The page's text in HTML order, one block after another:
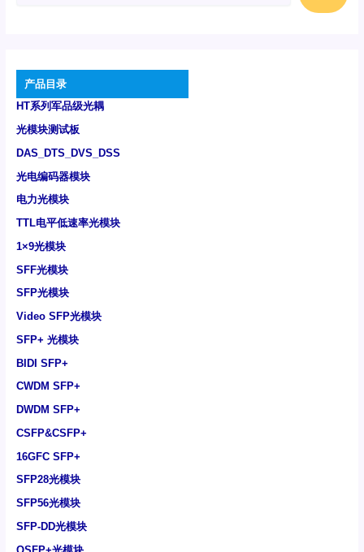
产品目录
HT系列军品级光耦
光模块测试板
DAS_DTS_DVS_DSS
光电编码器模块
电力光模块
TTL电平低速率光模块
1×9光模块
SFF光模块
SFP光模块
Video SFP光模块
SFP+ 光模块
BIDI SFP+
CWDM SFP+
DWDM SFP+
CSFP&CSFP+
16GFC SFP+
SFP28光模块
SFP56光模块
SFP-DD光模块